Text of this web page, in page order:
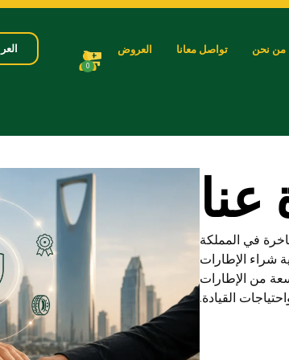
من نحن تواصل معانا العروض
0
عنا​
في المملكة
شراء الإطارات
من الإطارات
القيادة.